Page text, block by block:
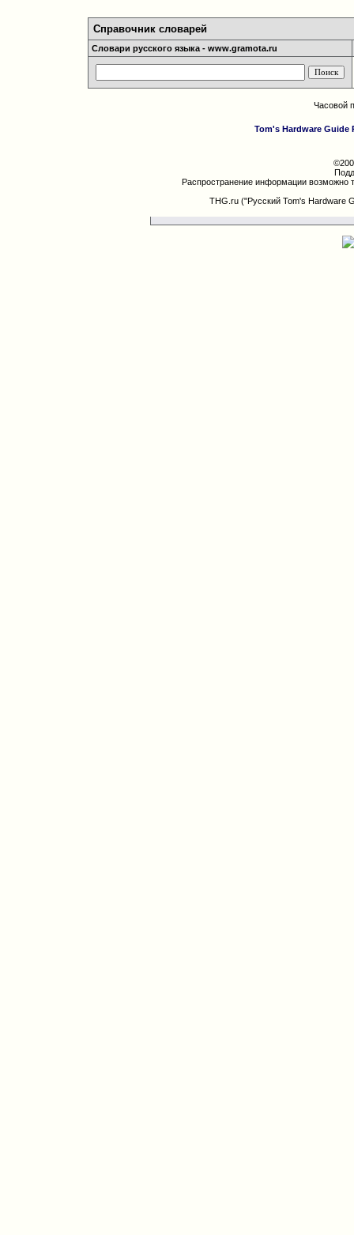
Справочник словарей
Словари русского языка - www.gramota.ru
Часовой
Tom's Hardware Guide
Распространение информации возможно
THG.ru ("Русский Tom's Hardware